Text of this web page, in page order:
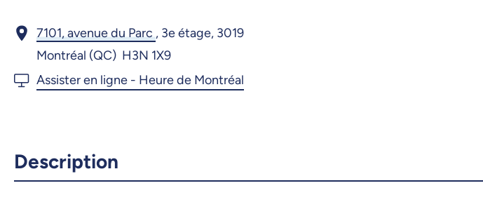
7101, avenue du Parc , 3e étage, 3019
Montréal (QC) H3N 1X9
Description